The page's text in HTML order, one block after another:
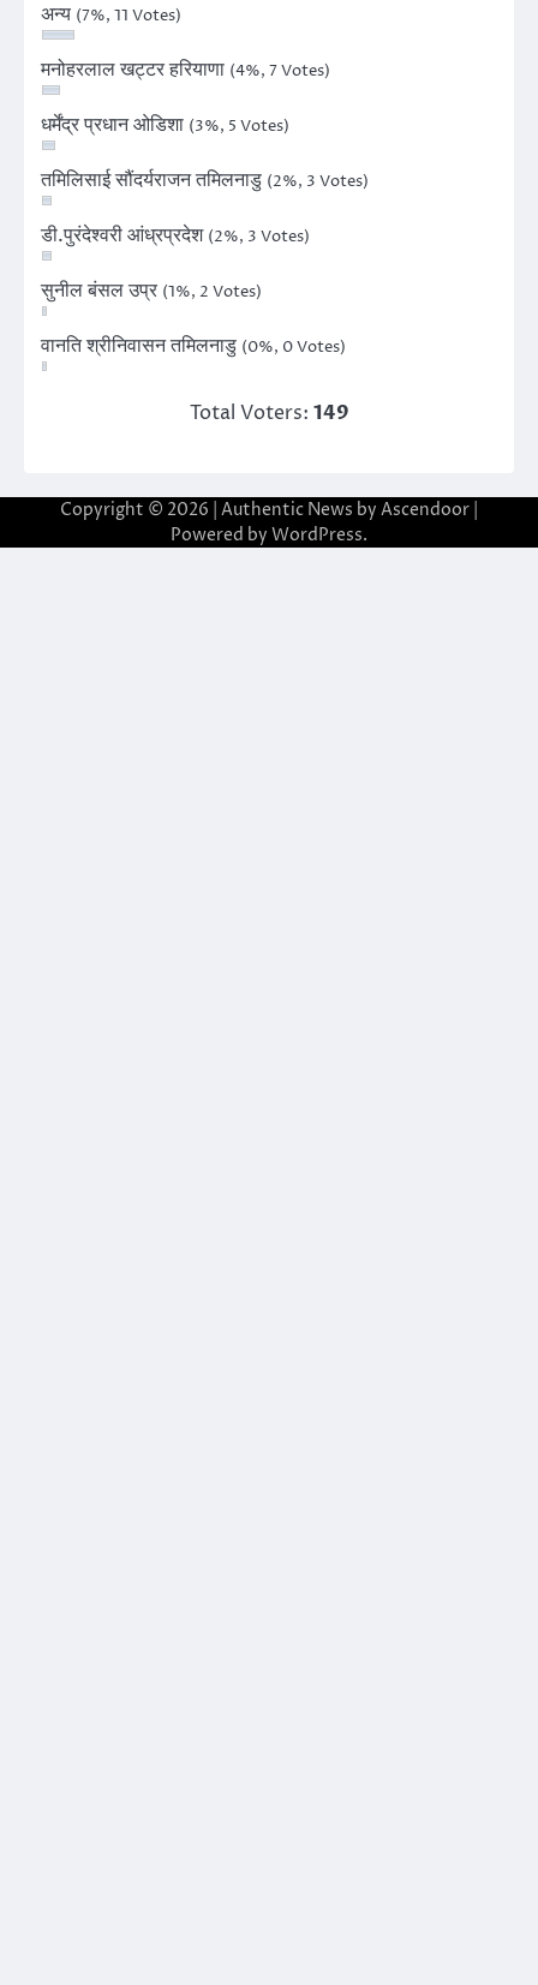
अन्य (7%, 11 Votes)
मनोहरलाल खट्टर हरियाणा (4%, 7 Votes)
धर्मेंद्र प्रधान ओडिशा (3%, 5 Votes)
तमिलिसाई सौंदर्यराजन तमिलनाडु (2%, 3 Votes)
डी.पुरंदेश्वरी आंध्रप्रदेश (2%, 3 Votes)
सुनील बंसल उप्र (1%, 2 Votes)
वानति श्रीनिवासन तमिलनाडु (0%, 0 Votes)
Total Voters: 149
Copyright © 2026 | Authentic News by Ascendoor
Powered by WordPress.